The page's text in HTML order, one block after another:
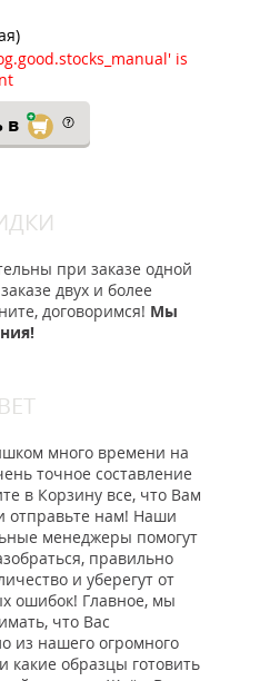
is
в
при заказе одной
двух и более
договоримся! Мы
много времени на
точное составление
в Корзину все, что Вам
отправьте нам! Наши
менеджеры помогут
правильно
и уберегут от
ошибок! Главное, мы
что Вас
из нашего огромного
какие образцы готовить